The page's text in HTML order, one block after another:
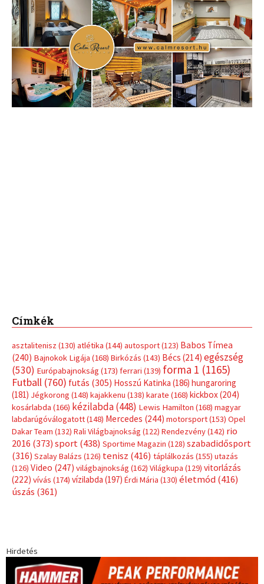
Címkék
asztalitenisz (130) atlétika (144) autosport(123) Babos Tímea
(240) Bajnokok Ligája (168) Birkózás (143) Bécs (214) egészség
(530) Európabajnokság (173) ferrari (139) forma 1 (1165)
Futball (760) futás (305) Hosszú Katinka (186) hungaroring
(181) Jégkorong (148) kajakkenu (138) karate (168) kickbox(204)
kosárlabda (166) kézilabda(448) Lewis Hamilton (168) magyar
labdarúgóválogatott(148) Mercedes (244) motorsport(153) Opel
Dakar Team (132) Rali Világbajnokság (122) Rendezvény(142) rio
2016 (373) sport(438) Sportime Magazin (128) szabadidősport
(316) Szalay Balázs (126) tenisz (416) táplálkozás (155) utazás
(126) Video (247) világbajnokság (162) Világkupa (129) vitorlázás
(222) vívás (174) vízilabda (197) Érdi Mária (130) életmód(416)
úszás (361)
Hirdetés